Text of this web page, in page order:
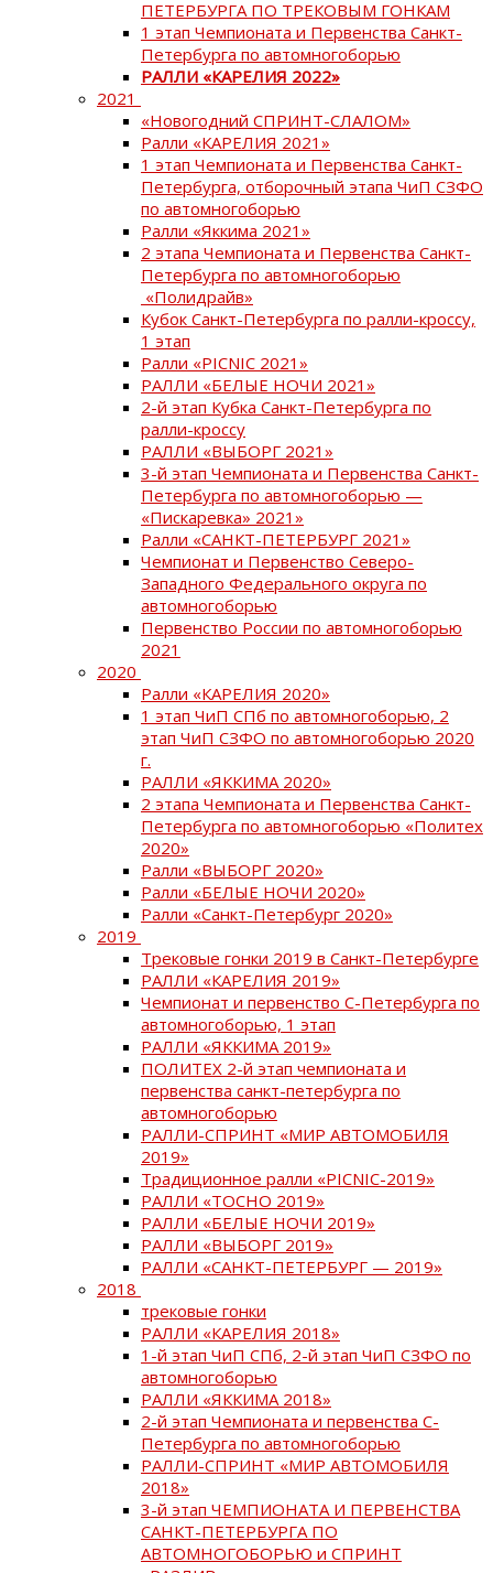
ПЕТЕРБУРГА ПО ТРЕКОВЫМ ГОНКАМ
1 этап Чемпионата и Первенства Санкт-
Петербурга по автомногоборью
РАЛЛИ «КАРЕЛИЯ 2022»
2021
«Новогодний СПРИНТ-СЛАЛОМ»
Ралли «КАРЕЛИЯ 2021»
1 этап Чемпионата и Первенства Санкт-
Петербурга, отборочный этапа ЧиП СЗФО
по автомногоборью
Ралли «Яккима 2021»
2 этапа Чемпионата и Первенства Санкт-
Петербурга по автомногоборью
«Полидрайв»
Кубок Санкт-Петербурга по ралли-кроссу,
1 этап
Ралли «PICNIC 2021»
РАЛЛИ «БЕЛЫЕ НОЧИ 2021»
2-й этап Кубка Санкт-Петербурга по
ралли-кроссу
РАЛЛИ «ВЫБОРГ 2021»
3-й этап Чемпионата и Первенства Санкт-
Петербурга по автомногоборью —
«Пискаревка» 2021»
Ралли «САНКТ-ПЕТЕРБУРГ 2021»
Чемпионат и Первенство Северо-
Западного Федерального округа по
автомногоборью
Первенство России по автомногоборью
2021
2020
Ралли «КАРЕЛИЯ 2020»
1 этап ЧиП СПб по автомногоборью, 2
этап ЧиП СЗФО по автомногоборью 2020
г.
РАЛЛИ «ЯККИМА 2020»
2 этапа Чемпионата и Первенства Санкт-
Петербурга по автомногоборью «Политех
2020»
Ралли «ВЫБОРГ 2020»
Ралли «БЕЛЫЕ НОЧИ 2020»
Ралли «Санкт-Петербург 2020»
2019
Трековые гонки 2019 в Санкт-Петербурге
РАЛЛИ «КАРЕЛИЯ 2019»
Чемпионат и первенство С-Петербурга по
автомногоборью, 1 этап
РАЛЛИ «ЯККИМА 2019»
ПОЛИТЕХ 2-й этап чемпионата и
первенства санкт-петербурга по
автомногоборью
РАЛЛИ-СПРИНТ «МИР АВТОМОБИЛЯ
2019»
Традиционное ралли «PICNIC-2019»
РАЛЛИ «ТОСНО 2019»
РАЛЛИ «БЕЛЫЕ НОЧИ 2019»
РАЛЛИ «ВЫБОРГ 2019»
РАЛЛИ «САНКТ-ПЕТЕРБУРГ — 2019»
2018
трековые гонки
РАЛЛИ «КАРЕЛИЯ 2018»
1-й этап ЧиП СПб, 2-й этап ЧиП СЗФО по
автомногоборью
РАЛЛИ «ЯККИМА 2018»
2-й этап Чемпионата и первенства С-
Петербурга по автомногоборью
РАЛЛИ-СПРИНТ «МИР АВТОМОБИЛЯ
2018»
3-й этап ЧЕМПИОНАТА И ПЕРВЕНСТВА
САНКТ-ПЕТЕРБУРГА ПО
АВТОМНОГОБОРЬЮ и СПРИНТ